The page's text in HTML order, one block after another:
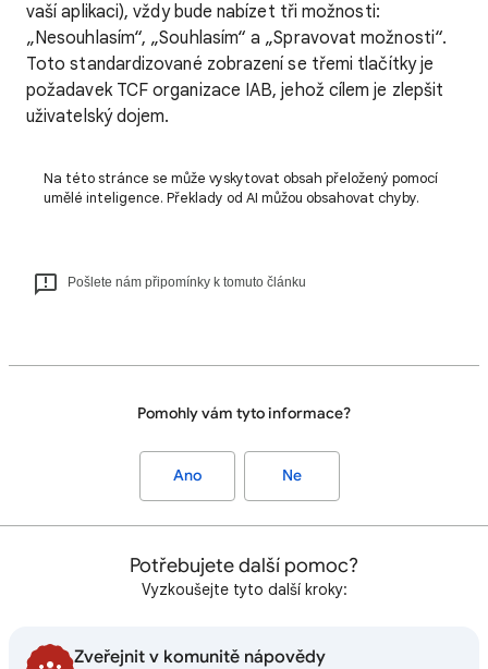
vaší aplikaci), vždy bude nabízet tři možnosti:
„Nesouhlasím“, „Souhlasím“ a „Spravovat možnosti“.
Toto standardizované zobrazení se třemi tlačítky je
požadavek TCF organizace IAB, jehož cílem je zlepšit
uživatelský dojem.
Na této stránce se může vyskytovat obsah přeložený pomocí
umělé inteligence. Překlady od AI můžou obsahovat chyby.
Pošlete nám připomínky k tomuto článku
Pomohly vám tyto informace?
Ano Ne
Potřebujete další pomoc?
Vyzkoušejte tyto další kroky:
Zveřejnit v komunitě nápovědy